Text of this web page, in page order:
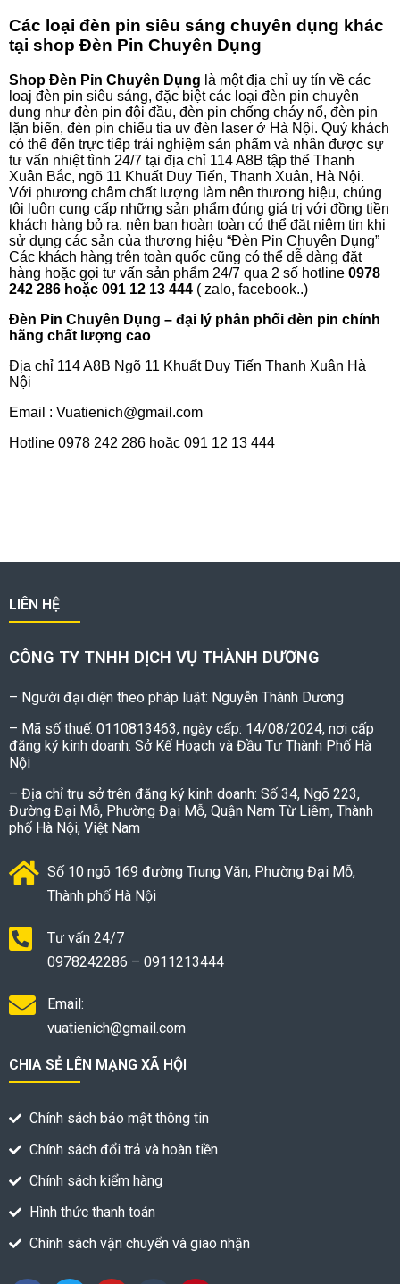
Các loại đèn pin siêu sáng chuyên dụng khác
tại shop Đèn Pin Chuyên Dụng
Shop Đèn Pin Chuyên Dụng là một địa chỉ uy tín về các
loaj đèn pin siêu sáng, đặc biệt các loại đèn pin chuyên
dung như đèn pin đội đầu, đèn pin chống cháy nổ, đèn pin
lặn biển, đèn pin chiếu tia uv đèn laser ở Hà Nội. Quý khách
có thể đến trực tiếp trải nghiệm sản phẩm và nhân được sự
tư vấn nhiệt tình 24/7 tại địa chỉ 114 A8B tập thể Thanh
Xuân Bắc, ngõ 11 Khuất Duy Tiến, Thanh Xuân, Hà Nội.
Với phương châm chất lượng làm nên thương hiệu, chúng
tôi luôn cung cấp những sản phẩm đúng giá trị với đồng tiền
khách hàng bỏ ra, nên bạn hoàn toàn có thể đặt niêm tin khi
sử dụng các sản của thương hiệu “Đèn Pin Chuyên Dụng”
Các khách hàng trên toàn quốc cũng có thể dễ dàng đặt
hàng hoặc gọi tư vấn sản phẩm 24/7 qua 2 số hotline 0978
242 286 hoặc 091 12 13 444 ( zalo, facebook..)
Đèn Pin Chuyên Dụng – đại lý phân phối đèn pin chính
hãng chất lượng cao
Địa chỉ 114 A8B Ngõ 11 Khuất Duy Tiến Thanh Xuân Hà
Nội
Email : Vuatienich@gmail.com
Hotline 0978 242 286 hoặc 091 12 13 444
LIÊN HỆ
CÔNG TY TNHH DỊCH VỤ THÀNH DƯƠNG
– Người đại diện theo pháp luật: Nguyễn Thành Dương
– Mã số thuế: 0110813463, ngày cấp: 14/08/2024, nơi cấp
đăng ký kinh doanh: Sở Kế Hoạch và Đầu Tư Thành Phố Hà
Nội
– Địa chỉ trụ sở trên đăng ký kinh doanh: Số 34, Ngõ 223,
Đường Đại Mỗ, Phường Đại Mỗ, Quận Nam Từ Liêm, Thành
phố Hà Nội, Việt Nam
Số 10 ngõ 169 đường Trung Văn, Phường Đại Mỗ,
Thành phố Hà Nội
Tư vấn 24/7
0978242286 – 0911213444
Email:
vuatienich@gmail.com
CHIA SẺ LÊN MẠNG XÃ HỘI
Chính sách bảo mật thông tin
Chính sách đổi trả và hoàn tiền
Chính sách kiểm hàng
Hình thức thanh toán
Chính sách vận chuyển và giao nhận